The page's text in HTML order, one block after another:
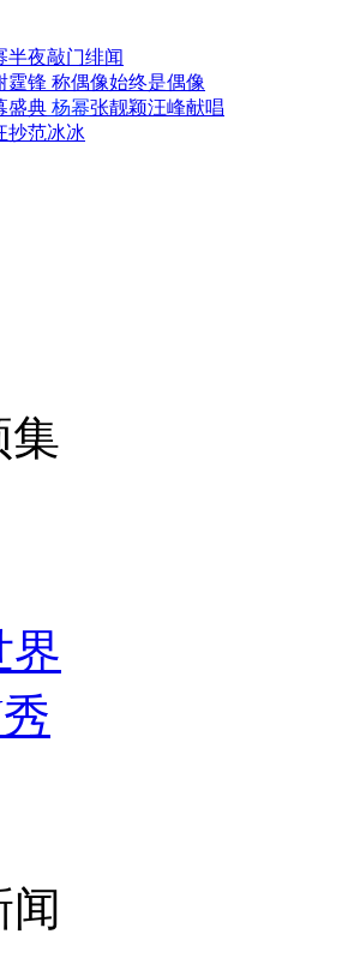
战舰1反潜机
医生回应
政治霸凌主义
言论片面不公正
车翻车
半夜敲门绯闻
霆锋 称偶像始终是偶像
盛典 杨幂张靓颖汪峰献唱
抄范冰冰
集
界
闻